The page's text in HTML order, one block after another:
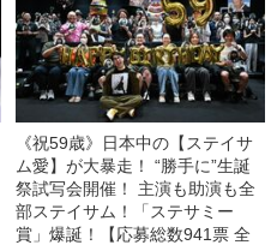
《祝59歳》日本中の【ステイサ
ム愛】が大暴走！ “勝手に”生誕
祭試写会開催！ 主演も助演も全
部ステイサム！「ステサミー
賞」爆誕！【応募総数941票 全